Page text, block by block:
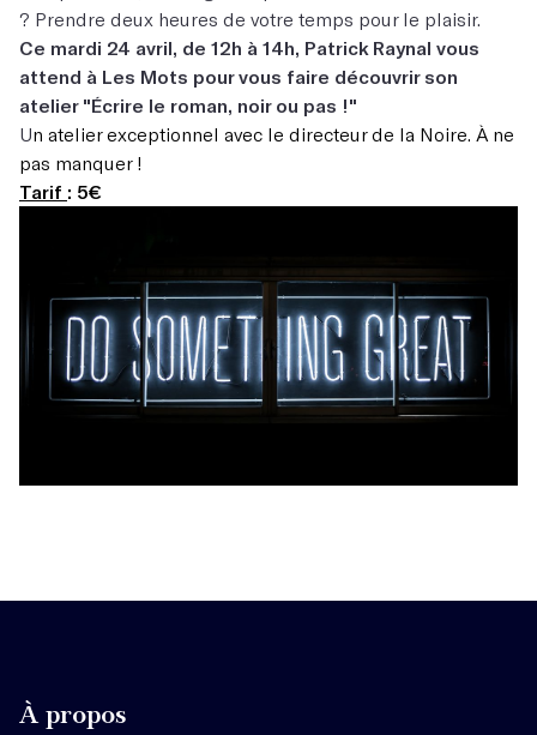
? Prendre deux heures de votre temps pour le plaisir.
Ce mardi 24 avril, de 12h à 14h, Patrick Raynal vous
attend à Les Mots pour vous faire découvrir son
atelier "Écrire le roman, noir ou pas !"
Un atelier exceptionnel avec le directeur de la Noire. À ne
pas manquer !
Tarif : 5€
À propos